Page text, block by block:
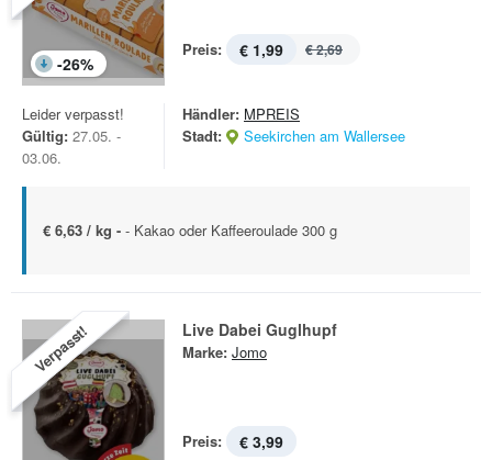
-26%
Preis: € 1,99 € 2,69
Leider verpasst!
Gültig: 27.05. -
03.06.
Händler: MPREIS
Stadt:
Seekirchen am Wallersee
€ 6,63 / kg - - Kakao oder Kaffeeroulade 300 g
Verpasst! Live Dabei Guglhupf
Marke: Jomo
Preis: € 3,99